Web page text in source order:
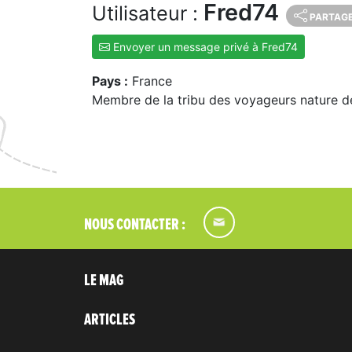
Utilisateur : Fred74
Envoyer un message privé à Fred74
Pays : France
Membre de la tribu des voyageurs nature
NOUS CONTACTER :
LE MAG
ARTICLES